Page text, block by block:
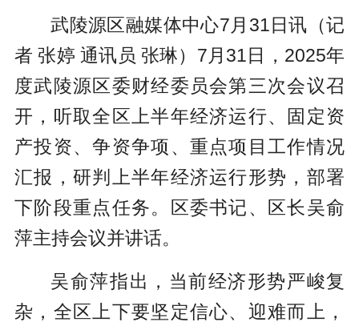
武陵源区融媒体中心7月31日讯（记
者 张婷 通讯员 张琳） 7月31日，2025年
度武陵源区委财经委员会第三次会议召
开，听取全区上半年经济运行、固定资
产投资、争资争项、重点项目工作情况
汇报，研判上半年经济运行形势，部署
下阶段重点任务。区委书记、区长吴俞
萍主持会议并讲话。
吴俞萍指出，当前经济形势严峻复
杂，全区上下要坚定信心、迎难而上，